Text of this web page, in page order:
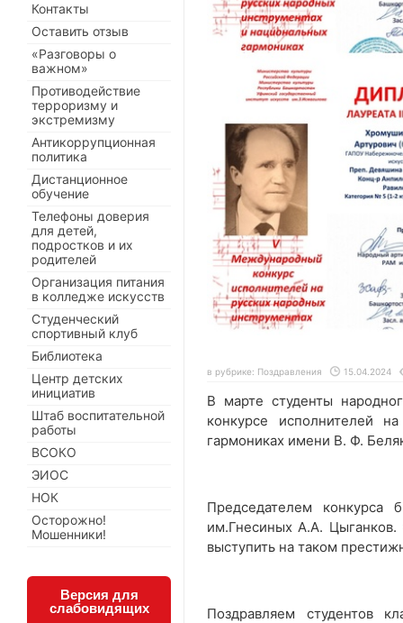
в рубрике: Поздравления 15.04.2024
В марте студенты
конкурсе исполнителей
гармониках имени В. Ф.
Председателем конкурса
им.Гнесиных А.А.
выступить на таком
Поздравляем студентов
Контакты
Оставить отзыв
«Разговоры о
важном»
Противодействие
терроризму и
экстремизму
Антикоррупционная
политика
Дистанционное
обучение
Телефоны доверия
для детей,
подростков и их
родителей
Организация питания
в колледже искусств
Студенческий
спортивный клуб
Библиотека
Центр детских
инициатив
Штаб воспитательной
работы
ВСОКО
ЭИОС
НОК
Осторожно!
Мошенники!
Версия для
слабовидящих